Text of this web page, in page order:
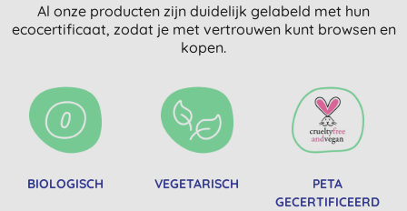
Al onze producten zijn duidelijk gelabeld met hun
ecocertificaat, zodat je met vertrouwen kunt browsen en
kopen.
BIOLOGISCH VEGETARISCH
PETA
GECERTIFICEERD